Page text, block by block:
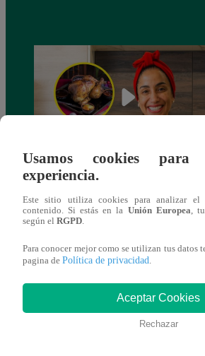
¿Por qué Nelly Rossinelli se volvió
antes de Navidad?
También te
Usamos cookies
experiencia.
Este sitio utiliza cookies para analizar el
contenido. Si estás en la Unión Europea,
según el RGPD.
Para conocer mejor como se utilizan tus datos
pagina de Política de privacidad.
Aceptar Cookies
Rechazar